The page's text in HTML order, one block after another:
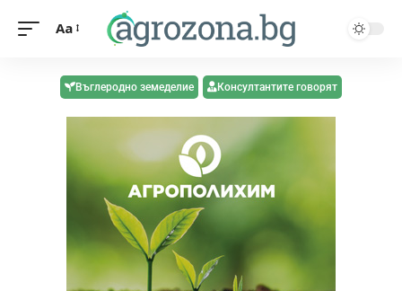
Aa
Въглеродно земеделие Консултантите говорят